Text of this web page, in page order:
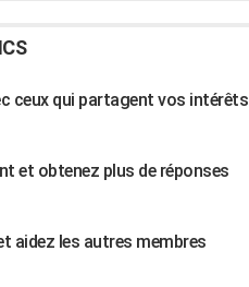
ceux qui partagent vos intérêts
et obtenez plus de réponses
aidez les autres membres